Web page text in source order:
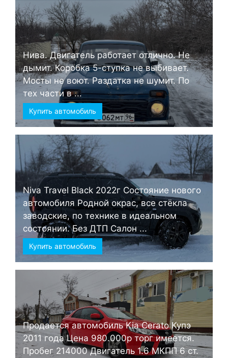
Нива. Двигатель работает отлично. Не
дымит. Коробка 5-ступка не выбивает.
Мосты не воют. Раздатка не шумит. По
тех части в ...
Купить автомобиль
Niva Travel Black 2022г Состояние нового
автомобиля Родной окрас, все стёкла
заводские, по технике в идеальном
состоянии. Без ДТП Салон ...
Купить автомобиль
Продается автомобиль Kia Cerato Купэ
2011 года Цена 980.000р торг имеется.
Пробег 214000 Двигатель 1.6 МКПП 6 ст.